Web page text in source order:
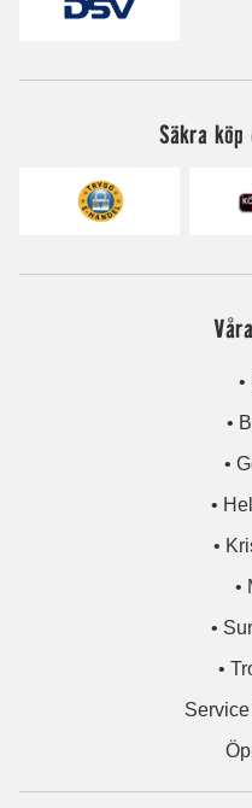
Säkra
•
•
•
•
•
•
•
•